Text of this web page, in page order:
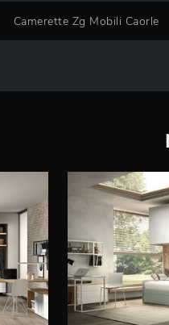
Camerette Zg Mobili Caorle